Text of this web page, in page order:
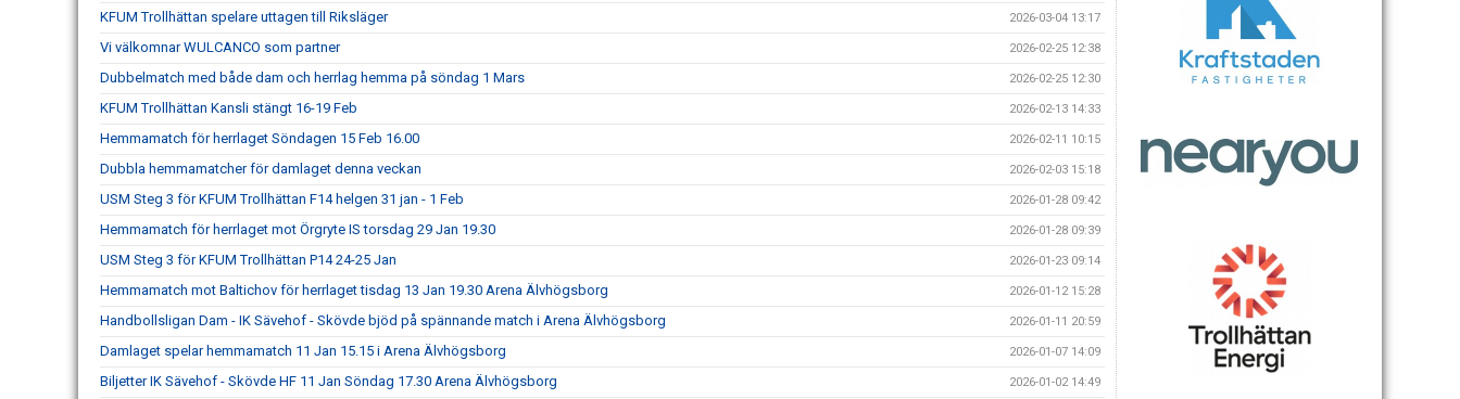
KFUM Trollhättan spelare uttagen till Riksläger 2026-03-04 13:17
Vi välkomnar WULCANCO som partner 2026-02-25 12:38
Dubbelmatch med både dam och herrlag hemma på söndag 1 Mars 2026-02-25 12:30
KFUM Trollhättan Kansli stängt 16-19 Feb 2026-02-13 14:33
Hemmamatch för herrlaget Söndagen 15 Feb 16.00 2026-02-11 10:15
Dubbla hemmamatcher för damlaget denna veckan 2026-02-03 15:18
USM Steg 3 för KFUM Trollhättan F14 helgen 31 jan - 1 Feb 2026-01-28 09:42
Hemmamatch för herrlaget mot Örgryte IS torsdag 29 Jan 19.30 2026-01-28 09:39
USM Steg 3 för KFUM Trollhättan P14 24-25 Jan 2026-01-23 09:14
Hemmamatch mot Baltichov för herrlaget tisdag 13 Jan 19.30 Arena Älvhögsborg 2026-01-12 15:28
Handbollsligan Dam - IK Sävehof - Skövde bjöd på spännande match i Arena Älvhögsborg 2026-01-11 20:59
Damlaget spelar hemmamatch 11 Jan 15.15 i Arena Älvhögsborg 2026-01-07 14:09
Biljetter IK Sävehof - Skövde HF 11 Jan Söndag 17.30 Arena Älvhögsborg 2026-01-02 14:49